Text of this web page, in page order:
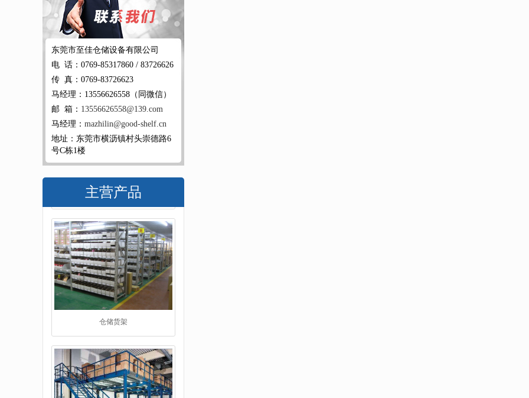
东莞市至佳仓储设备有限公司
电 话：0769-85317860 / 83726626
传 真：0769-83726623
马经理：13556626558（同微信）
邮 箱： 13556626558@139.com
马经理： mazhilin@good-shelf.cn
地址：东莞市横沥镇村头崇德路6
号C栋1楼
主营产品
仓储货架